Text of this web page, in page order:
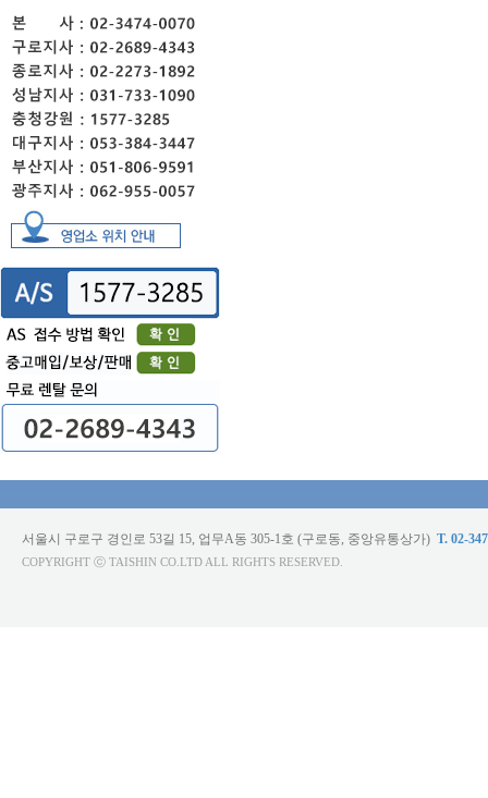
서울시 구로구 경인로 53길 15, 업무A동 305-1호 (구로동, 중앙유통상가) T. 02-
COPYRIGHT ⓒ TAISHIN CO.LTD ALL RIGHTS RESERVED.